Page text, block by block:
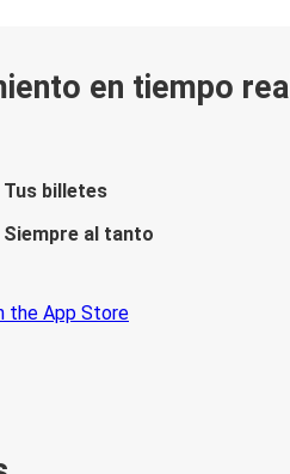
en tiempo real
Tus billetes
Siempre al tanto